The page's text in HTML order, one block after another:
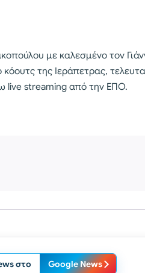
με καλεσμένο τον
της Ιεράπετρας,
live streaming από την ΕΠΟ.
στο Google News